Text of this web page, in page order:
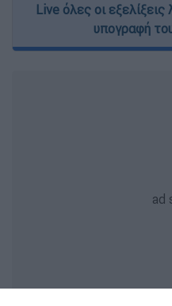
Live όλες οι
υπογραφή